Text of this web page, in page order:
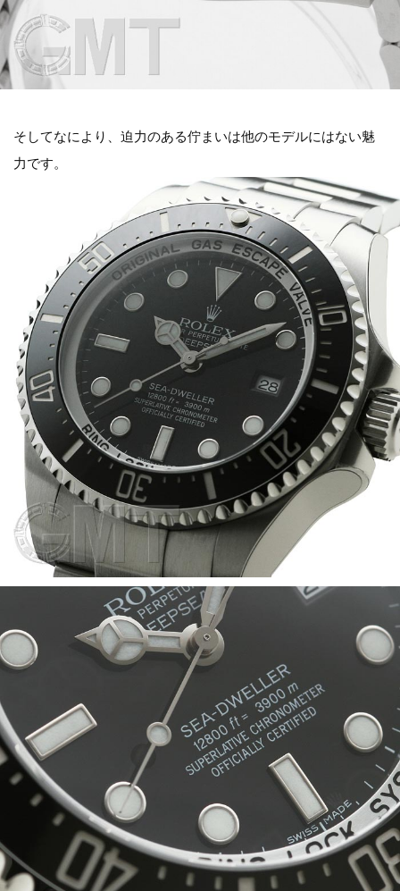
そしてなにより、迫力のある佇まいは他のモデルにはない魅
力です。